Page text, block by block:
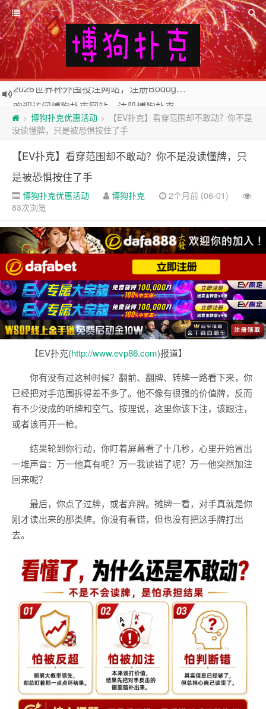
欢迎访问博狗扑克网站，注册博狗扑克免费送10美元现金和2张比赛门票
2026世界杯外围投注网站，注册Bodog博狗投注最高送3888奖金
> 博狗扑克优惠活动 >
【EV扑克】看穿范围却不敢动？你不是
没读懂牌，只是被恐惧按住了手
【EV扑克】看穿范围却不敢动？你不是没读懂牌，只
是被恐惧按住了手
博狗扑克优惠活动 博狗扑克
2个月前 (06-01)
83次浏览
【EV扑克(http://www.evp86.com)报道】
你有没有过这种时候？翻前、翻牌、转牌一路看下来，你
已经把对手范围拆得差不多了。他不像有很强的价值牌，反而
有不少没成的听牌和空气。按理说，这里你该下注，该跟注，
或者该再开一枪。
结果轮到你行动，你盯着屏幕看了十几秒，心里开始冒出
一堆声音：万一他真有呢？万一我读错了呢？万一他突然加注
回来呢？
最后，你点了过牌，或者弃牌。摊牌一看，对手真就是你
刚才读出来的那类牌。你没有看错，但也没有把这手牌打出
去。